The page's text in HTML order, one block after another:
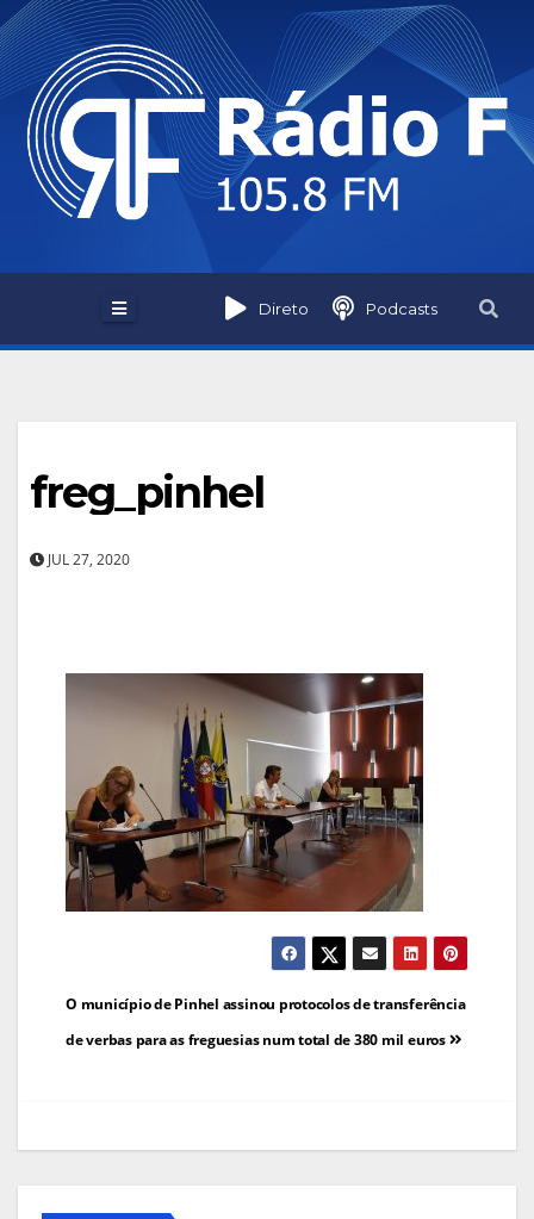
Skip
to
content
Direto Podcasts
freg_pinhel
JUL 27, 2020
Navegação
de
O município de Pinhel assinou protocolos de transferência
de verbas para as freguesias num total de 380 mil euros